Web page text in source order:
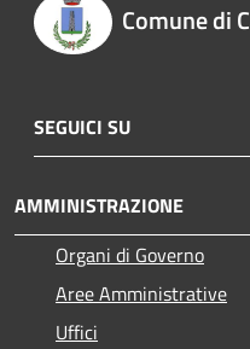
Comune di
SEGUICI SU
AMMINISTRAZIONE
Organi di Governo
Aree Amministrative
Uffici